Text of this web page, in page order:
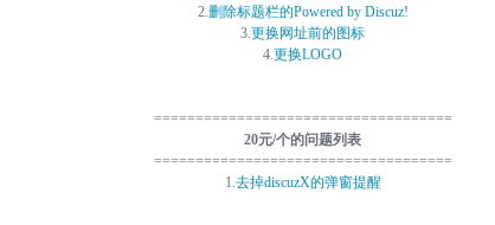
2.删除标题栏的Powered by Discuz!
3.更换网址前的图标
4.更换LOGO
====================================
20元/个的问题列表
====================================
1.去掉discuzX的弹窗提醒